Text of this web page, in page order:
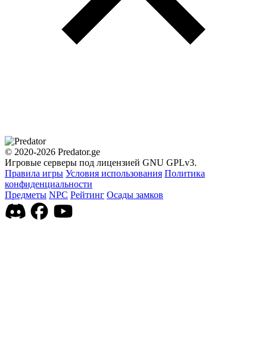
© 2020-2026 Predator.ge
Игровые серверы под лицензией GNU GPLv3.
Правила игры Условия использования Политика
конфиденциальности
Предметы NPC Рейтинг Осады замков